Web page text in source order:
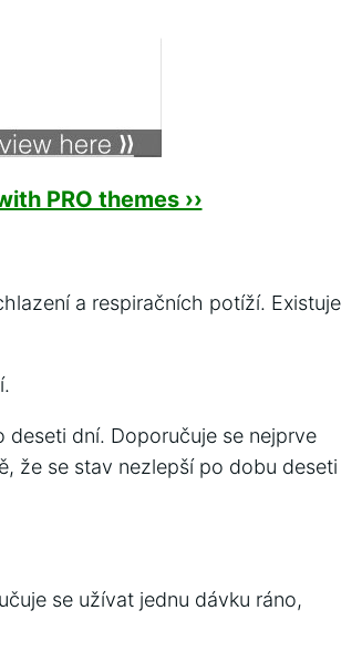
PRO themes ››
a respiračních potíží. Existuje
dní. Doporučuje se nejprve
že se stav nezlepší po dobu deseti
se užívat jednu dávku ráno,